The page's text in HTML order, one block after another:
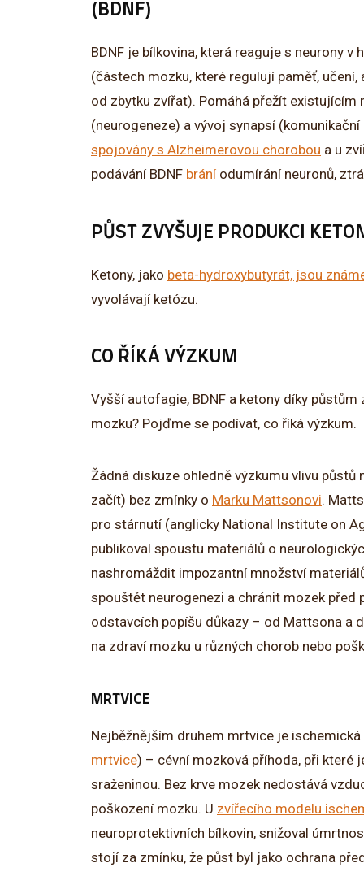
(BDNF)
BDNF je bílkovina, která reaguje s neurony
(částech mozku, které regulují paměť,
od zbytku zvířat). Pomáhá přežít existujícím
(neurogeneze) a vývoj synapsí
spojovány s Alzheimerovou chorobou a u
podávání BDNF brání odumírání neuronů,
PŮST ZVYŠUJE PRODUKCI
Ketony, jako beta-hydroxybutyrát, jsou
vyvolávají ketózu.
CO ŘÍKÁ VÝZKUM
Vyšší autofagie, BDNF a ketony díky
mozku? Pojďme se podívat, co říká výzkum.
Žádná diskuze ohledně výzkumu vlivu
začít) bez zmínky o Marku Mattsonovi.
pro stárnutí (anglicky National Institute on
publikoval spoustu materiálů o
nashromáždit impozantní množství
spouštět neurogenezi a chránit mozek
odstavcích popíšu důkazy – od Mattsona a
na zdraví mozku u různých chorob nebo
MRTVICE
Nejběžnějším druhem mrtvice je
mrtvice) – cévní mozková příhoda, při které
sraženinou. Bez krve mozek nedostává
poškození mozku. U zvířecího modelu
neuroprotektivních bílkovin, snižoval
stojí za zmínku, že půst byl jako ochrana